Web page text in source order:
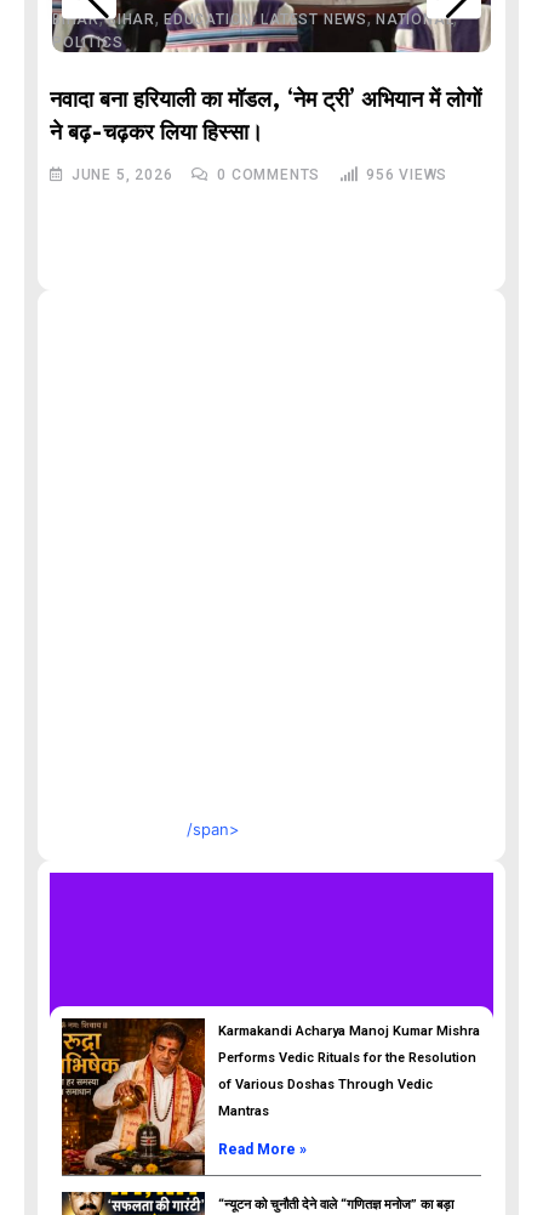
BIHAR,BIHAR, EDUCATION,LATEST NEWS,NATIONAL,
POLITICS
नवादा बना हरियाली का मॉडल, ‘नेम ट्री’ अभियान में लोगों
ने बढ़-चढ़कर लिया हिस्सा।
JUNE 5, 2026 0 COMMENTS 956 VIEWS
/span>
Karmakandi Acharya Manoj Kumar Mishra
Performs Vedic Rituals for the Resolution
of Various Doshas Through Vedic
Mantras
Read More »
“न्यूटन को चुनौती देने वाले “गणितज्ञ मनोज” का बड़ा